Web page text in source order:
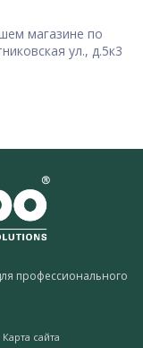
магазине по
ул., д.5к3
профессионального
Карта сайта